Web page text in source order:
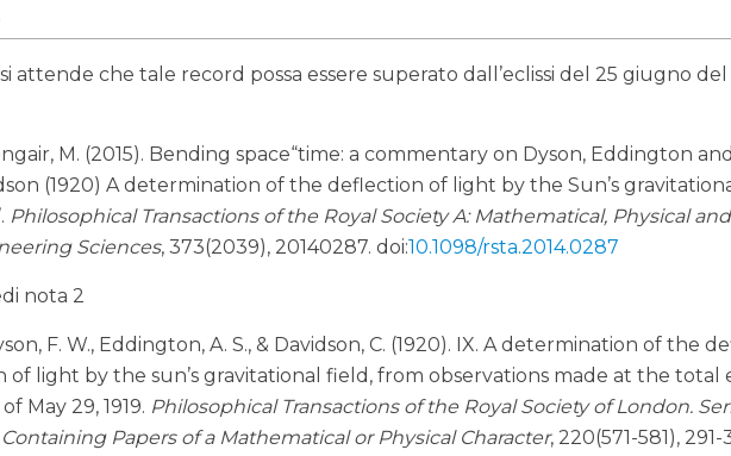
si attende che tale record possa essere superato dall’eclissi del 25 giugno del
M. (2015). Bending space“time: a commentary on Dyson, Eddington
(1920) A determination of the deflection of light by the Sun’s
Philosophical Transactions of the Royal Society A: Mathematical, Physical
Sciences, 373(2039), 20140287. doi:10.1098/rsta.2014.0287
nota 2
F. W., Eddington, A. S., & Davidson, C. (1920). IX. A determination of the
of light by the sun’s gravitational field, from observations made at the total
of May 29, 1919. Philosophical Transactions of the Royal Society of London.
Containing Papers of a Mathematical or Physical Character, 220(571-581), 291-